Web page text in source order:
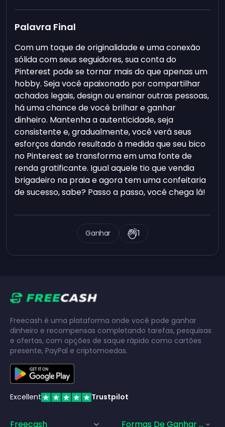
Palavra Final
Com um toque de originalidade e uma conexão
sólida com seus seguidores, sua conta do
Pinterest pode se tornar mais do que apenas um
hobby. Seja você apaixonado por compartilhar
achados legais, design ou ensinar outras pessoas,
há uma chance de você brilhar e ganhar
dinheiro. Mantenha a autenticidade, seja
consistente e, gradualmente, você verá seus
esforços dando resultado à medida que seu bico
no Pinterest se transforma em uma fonte de
renda gratificante. Igual aquele tio que vendia
brigadeiro na praia e agora tem uma confeitaria
de sucesso, sabe? Passo a passo, você chega lá!
Ganhar 1
Freecash é uma plataforma onde você pode ganhar
dinheiro e recompensas completando tarefas, pesquisas
e ofertas, com opções de saque rápido como cartões
presente, PayPal e criptomoedas.
Excellent Trustpilot
Freecash Formas De Ganhar